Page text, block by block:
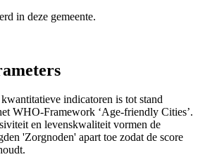
in deze gemeente.
indicatoren is tot stand
WHO-Framework ‘Age-friendly Cities’.
en levenskwaliteit vormen de
'Zorgnoden' apart toe zodat de score